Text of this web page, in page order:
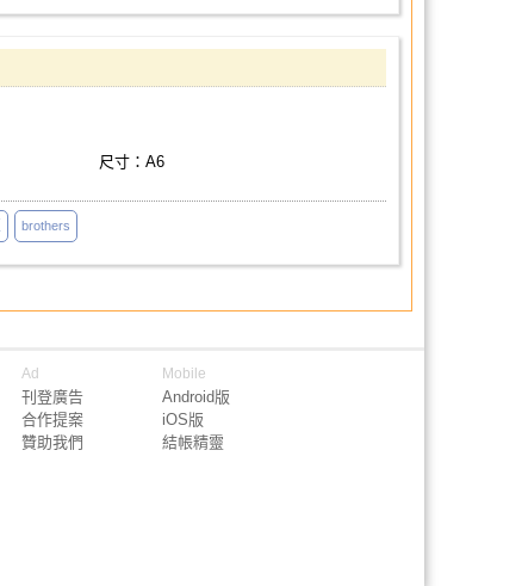
尺寸：A6
brothers
Ad
刊登廣告
合作提案
贊助我們
Mobile
Android版
iOS版
結帳精靈